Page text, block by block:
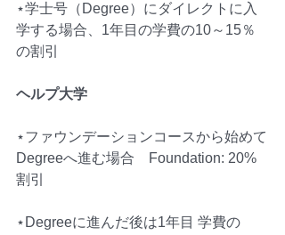
⋆学士号（Degree）にダイレクトに入
学する場合、1年目の学費の10～15％
の割引
ヘルプ大学
⋆ファウンデーションコースから始めて
Degreeへ進む場合　Foundation: 20%
割引
⋆Degreeに進んだ後は1年目 学費の